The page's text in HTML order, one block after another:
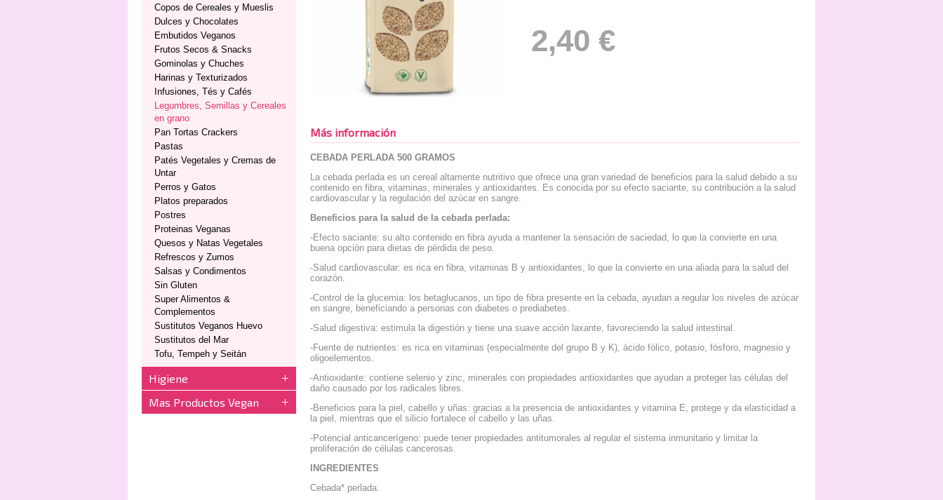
Copos de Cereales y Mueslis
Dulces y Chocolates
Embutidos Veganos
Frutos Secos & Snacks
Gominolas y Chuches
Harinas y Texturizados
Infusiones, Tés y Cafés
Legumbres, Semillas y Cereales
en grano
Pan Tortas Crackers
Pastas
Patés Vegetales y Cremas de
Untar
Perros y Gatos
Platos preparados
Postres
Proteinas Veganas
Quesos y Natas Vegetales
Refrescos y Zumos
Salsas y Condimentos
Sin Gluten
Super Alimentos &
Complementos
Sustitutos Veganos Huevo
Sustitutos del Mar
Tofu, Tempeh y Seitán
Higiene
Mas Productos Vegan
2,40 €
Más información
CEBADA PERLADA 500 GRAMOS
La cebada perlada es un cereal altamente nutritivo que ofrece una gran variedad de beneficios para la salud debido a su
contenido en fibra, vitaminas, minerales y antioxidantes. Es conocida por su efecto saciante, su contribución a la salud
cardiovascular y la regulación del azúcar en sangre.
Beneficios para la salud de la cebada perlada:
-Efecto saciante: su alto contenido en fibra ayuda a mantener la sensación de saciedad, lo que la convierte en una
buena opción para dietas de pérdida de peso.
-Salud cardiovascular: es rica en fibra, vitaminas B y antioxidantes, lo que la convierte en una aliada para la salud del
corazón.
-Control de la glucemia: los betaglucanos, un tipo de fibra presente en la cebada, ayudan a regular los niveles de azúcar
en sangre, beneficiando a personas con diabetes o prediabetes.
-Salud digestiva: estimula la digestión y tiene una suave acción laxante, favoreciendo la salud intestinal.
-Fuente de nutrientes: es rica en vitaminas (especialmente del grupo B y K), ácido fólico, potasio, fósforo, magnesio y
oligoelementos.
-Antioxidante: contiene selenio y zinc, minerales con propiedades antioxidantes que ayudan a proteger las células del
daño causado por los radicales libres.
-Beneficios para la piel, cabello y uñas: gracias a la presencia de antioxidantes y vitamina E, protege y da elasticidad a
la piel, mientras que el silicio fortalece el cabello y las uñas.
-Potencial anticancerígeno: puede tener propiedades antitumorales al regular el sistema inmunitario y limitar la
proliferación de células cancerosas.
INGREDIENTES
Cebada* perlada.